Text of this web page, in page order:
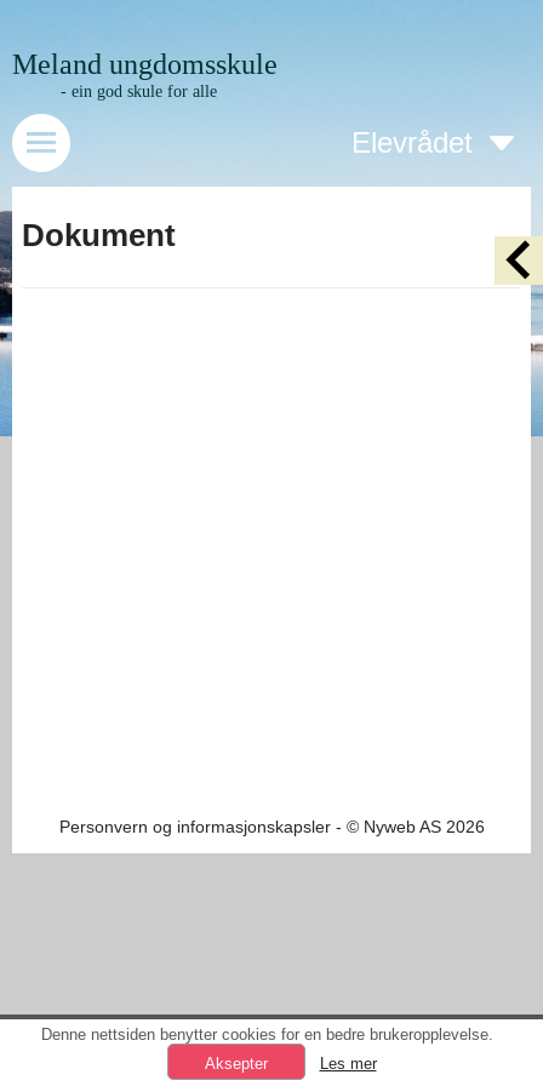
Meland ungdomsskule
- ein god skule for alle
Elevrådet
Dokument
Personvern og informasjonskapsler- © Nyweb AS 2026
Denne nettsiden benytter cookies for en bedre brukeropplevelse.
Les mer